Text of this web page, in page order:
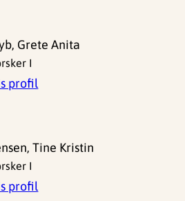
Grete Anita
I
profil
Tine Kristin
I
profil